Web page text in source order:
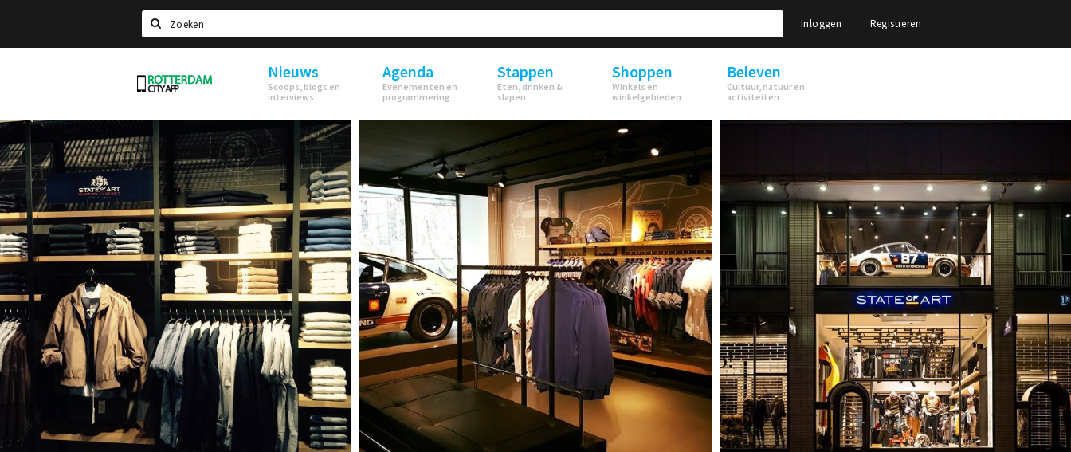
Zoeken
Inloggen Registreren
Rotterdam Nieuws
Scoops, blogs en
interviews
Agenda
Evenementen en
programmering
Stappen
Eten, drinken &
slapen
Shoppen
Winkels en
winkelgebieden
Beleven
Cultuur, natuur en
activiteiten